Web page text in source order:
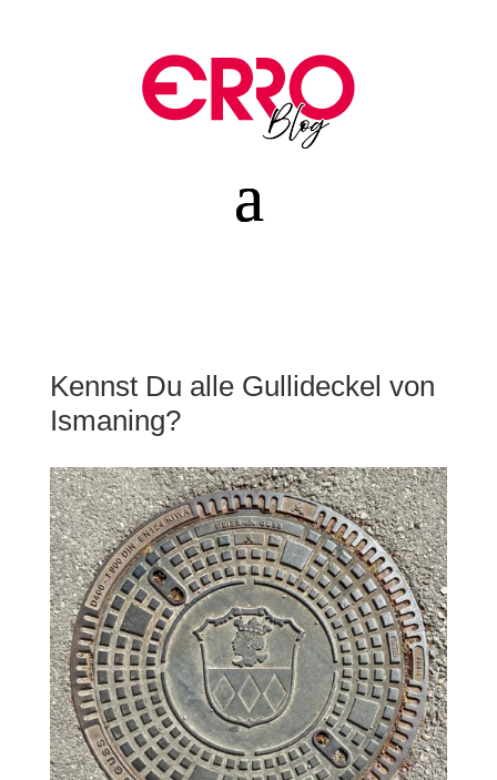
Kennst Du alle Gullideckel von
Ismaning?